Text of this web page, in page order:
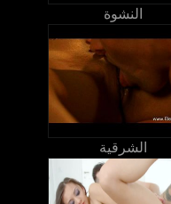
النشوة
الشرقية